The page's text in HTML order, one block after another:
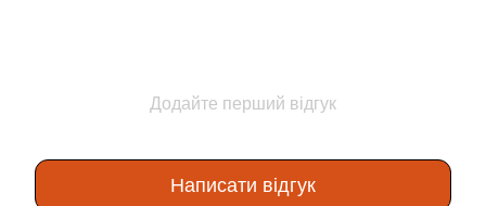
Додайте перший відгук
Написати відгук